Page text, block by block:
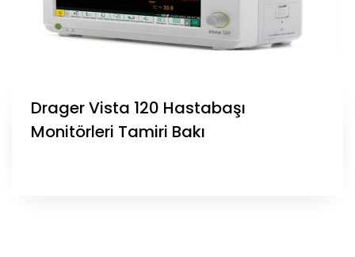
Drager Vista 120 Hastabaşı
Monitörleri Tamiri Bakı